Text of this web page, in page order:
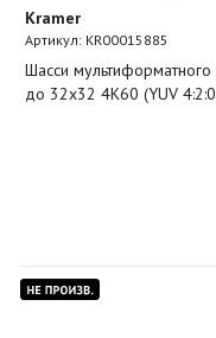
Kramer
Артикул: KR00015885
Шасси
до 32x32 4K60 (YUV